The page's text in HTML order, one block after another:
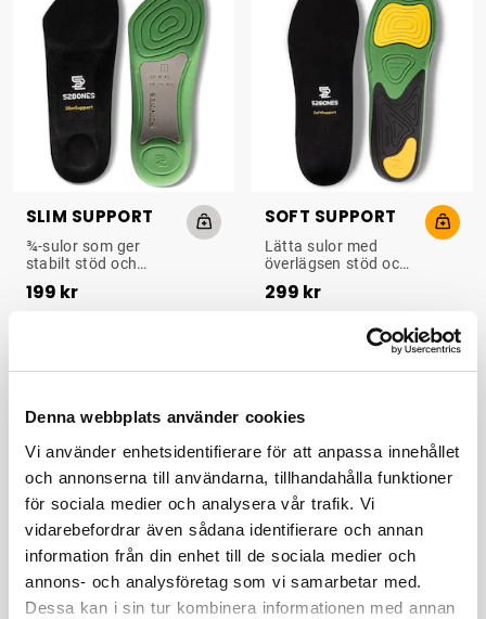
Denna webbplats använder cookies
Vi använder enhetsidentifierare för att anpassa innehållet
och annonserna till användarna, tillhandahålla funktioner
för sociala medier och analysera vår trafik. Vi
vidarebefordrar även sådana identifierare och annan
information från din enhet till de sociala medier och
annons- och analysföretag som vi samarbetar med.
Dessa kan i sin tur kombinera informationen med annan
SLIM SUPPORT
STÖTDÄMPANDE 3/4 SULA
¾-sulor som ger
stabilt stöd och
värkande fötter. Tar
Pris :
199 kr
SOFT SUPPORT
ULTRALÄTT SULA
Lätta sulor med
överlägsen stöd och
komfort och
Lindrar smärta och
stabiliserar foten.
Pris: 299 kr
299 kr
MAX SUPPORT